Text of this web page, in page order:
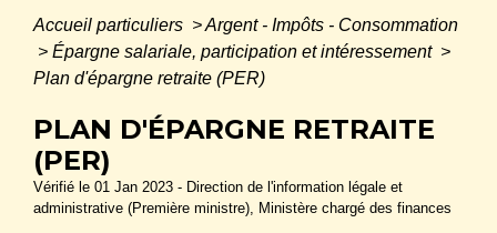
Accueil particuliers >Argent - Impôts - Consommation
> Épargne salariale, participation et intéressement >
Plan d'épargne retraite (PER)
PLAN D'ÉPARGNE RETRAITE
(PER)
Vérifié le 01 Jan 2023 - Direction de l'information légale et
administrative (Première ministre), Ministère chargé des finances